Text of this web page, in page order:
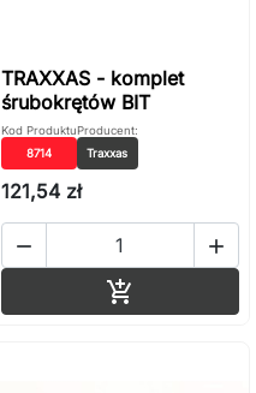
TRAXXAS - komplet
śrubokrętów BIT
Kod Produktu
8714
Producent:
Traxxas
121,54 zł
 
